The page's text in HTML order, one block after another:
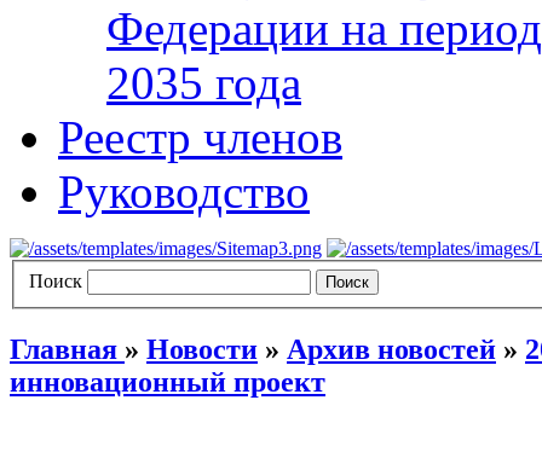
Федерации на
2035 года
Реестр членов
Руководство
Поиск
Главная » Новости » Архив новостей »
инновационный проект